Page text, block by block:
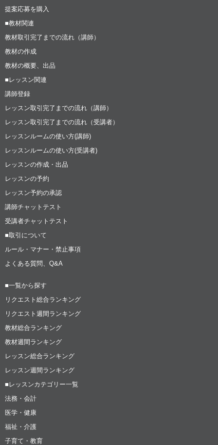
提案応募を購入
■教材関連
教材取引完了までの流れ（講師）
教材の作成
教材の概要、出品
■レッスン関連
講師登録
レッスン取引完了までの流れ（講師）
レッスン取引完了までの流れ（受講者）
レッスンルームの使い方(講師)
レッスンルームの使い方(受講者)
レッスンの作成・出品
レッスンの予約
レッスン予約の承認
講師チャットテスト
受講者チャットテスト
■取引について
ルール・マナー・禁止事項
よくある質問、Q&A
■一覧から探す
リクエスト総合ランキング
リクエスト週間ランキング
教材総合ランキング
教材週間ランキング
レッスン総合ランキング
レッスン週間ランキング
■レッスンカテゴリー一覧
法務・会計
医学・健康
福祉・介護
子育て・教育